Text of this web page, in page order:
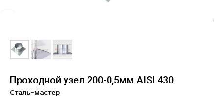
Проходной узел 200-0,5мм AISI 430
Сталь-мастер